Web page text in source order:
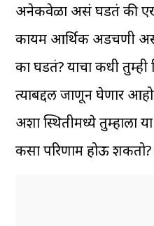
अनेकवेळा असं घडतं की
कायम आर्थिक अडचणी
का घडतं? याचा कधी
त्याबद्दल जाणून घेणार
अशा स्थितीमध्ये तुम्हाला
कसा परिणाम होऊ